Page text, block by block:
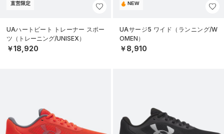
直営限定
UAハートビート トレーナー スポー
ツ（トレーニング/UNISEX）
￥18,920
NEW
UAサージ5 ワイド（ランニング/W
OMEN）
￥8,910